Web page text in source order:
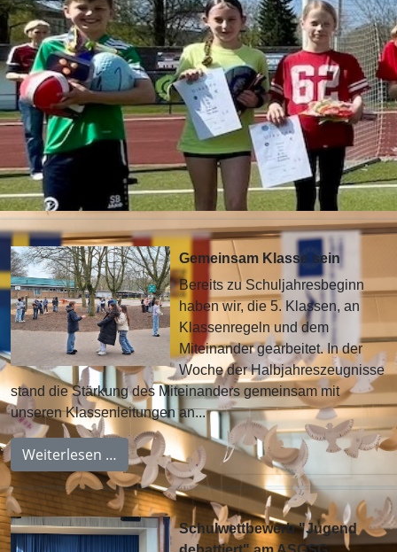
Gemeinsam Klasse sein
Bereits zu Schuljahresbeginn
haben wir, die 5. Klassen, an
Klassenregeln und dem
Miteinander gearbeitet. In der
Woche der Halbjahreszeugnisse
stand die Stärkung des Miteinanders gemeinsam mit
unseren Klassenleitungen an...
Weiterlesen …
Schulwettbewerb "Jugend